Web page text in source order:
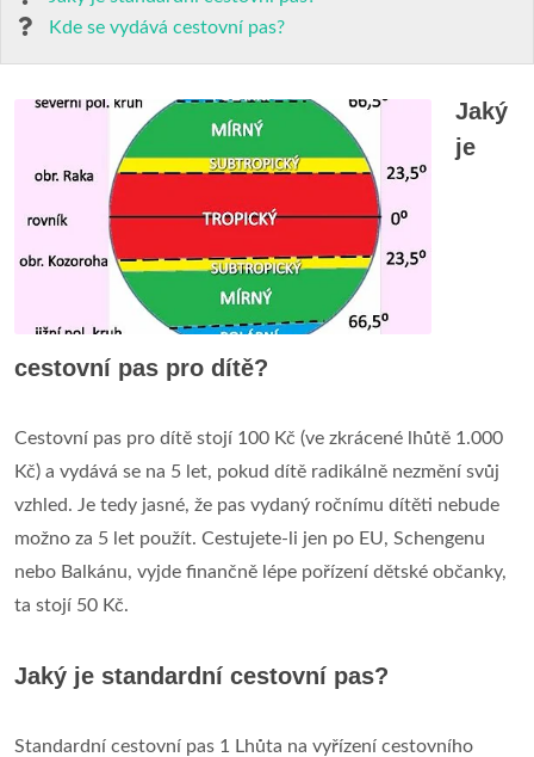
Kde se vydává cestovní pas?
Jaký
je
cestovní pas pro dítě?
Cestovní pas pro dítě stojí 100 Kč (ve zkrácené lhůtě 1.000
Kč) a vydává se na 5 let, pokud dítě radikálně nezmění svůj
vzhled. Je tedy jasné, že pas vydaný ročnímu dítěti nebude
možno za 5 let použít. Cestujete-li jen po EU, Schengenu
nebo Balkánu, vyjde finančně lépe pořízení dětské občanky,
ta stojí 50 Kč.
Jaký je standardní cestovní pas?
Standardní cestovní pas 1 Lhůta na vyřízení cestovního